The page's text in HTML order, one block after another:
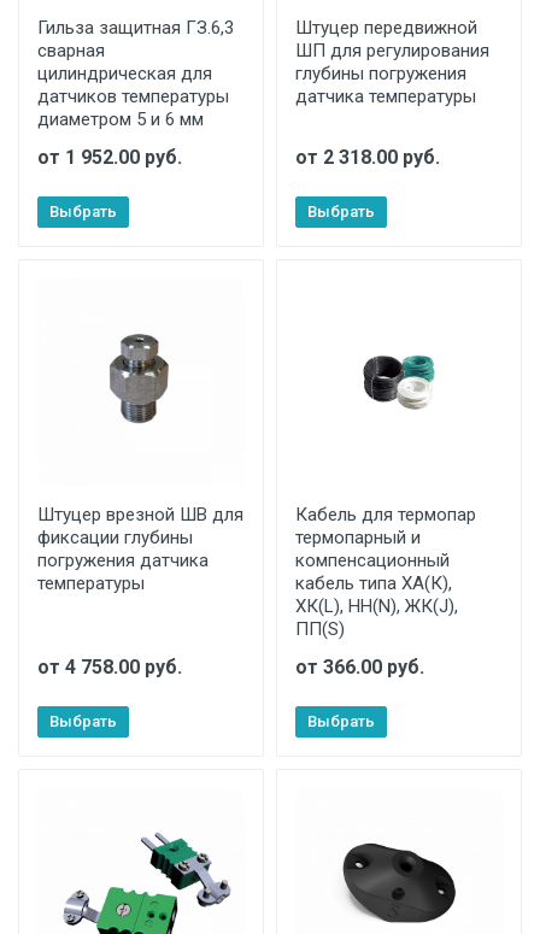
Гильза защитная ГЗ.6,3
сварная
цилиндрическая для
датчиков температуры
диаметром 5 и 6 мм
от 1 952.00 руб.
Выбрать
Штуцер передвижной
ШП для регулирования
глубины погружения
датчика температуры
от 2 318.00 руб.
Выбрать
Штуцер врезной ШВ для
фиксации глубины
погружения датчика
температуры
от 4 758.00 руб.
Выбрать
Кабель для термопар
термопарный и
компенсационный
кабель типа ХА(К),
ХК(L), НН(N), ЖК(J),
ПП(S)
от 366.00 руб.
Выбрать